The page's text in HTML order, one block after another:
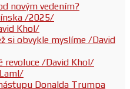
novým vedením?
/2025/
Khol/
si obvykle myslíme /David
revoluce /David Khol/
Donalda Trumpa